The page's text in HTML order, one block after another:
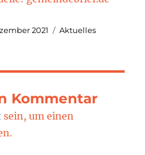
2021 Kategorien
Aktuelles
Kommentar
sein, um einen